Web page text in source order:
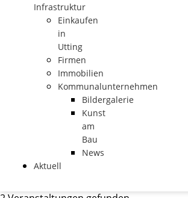
Infrastruktur
Einkaufen
in
Utting
Firmen
Immobilien
Kommunalunternehmen
Bildergalerie
Kunst
am
Bau
News
Aktuell